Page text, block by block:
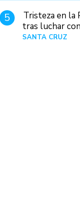
5
Tristeza en la
tras luchar
SANTA CRUZ